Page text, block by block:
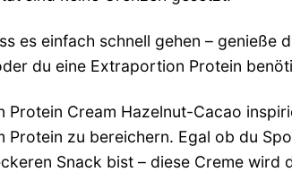
es einfach schnell gehen – genieße
du eine Extraportion Protein
Protein Cream Hazelnut-Cacao
Protein zu bereichern. Egal ob du
Snack bist – diese Creme wird